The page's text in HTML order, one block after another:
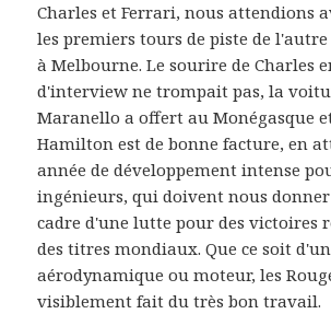
Charles et Ferrari, nous attendions
les premiers tours de piste de l'autre
à Melbourne. Le sourire de Charles
d'interview ne trompait pas, la
Maranello a offert au Monégasque
Hamilton est de bonne facture, en
année de développement intense
ingénieurs, qui doivent nous
cadre d'une lutte pour des victoires
des titres mondiaux. Que ce soit
aérodynamique ou moteur, les
visiblement fait du très bon travail.